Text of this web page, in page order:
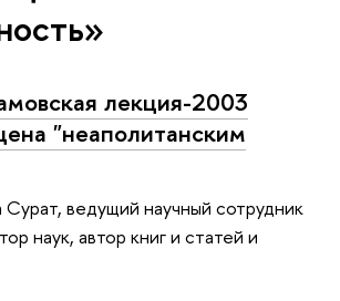
лекция-2003
"неаполитанским
Сурат, ведущий научный сотрудник
наук, автор книг и статей и